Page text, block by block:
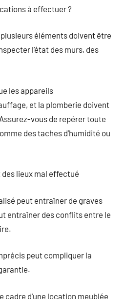
à effectuer ?
plusieurs éléments doivent être
l’état des murs, des
les appareils
et la plomberie doivent
vous de repérer toute
des taches d’humidité ou
des lieux mal effectué
peut entraîner de graves
entraîner des conflits entre le
peut compliquer la
cadre d’une location meublée